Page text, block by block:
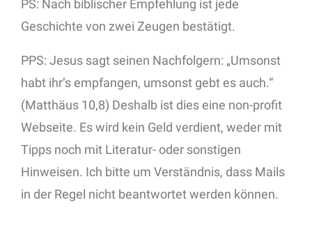
PS: Nach biblischer Empfehlung ist jede
Geschichte von zwei Zeugen bestätigt.
PPS: Jesus sagt seinen Nachfolgern: „Umsonst
habt ihr’s empfangen, umsonst gebt es auch.“
(Matthäus 10,8) Deshalb ist dies eine non-profit
Webseite. Es wird kein Geld verdient, weder mit
Tipps noch mit Literatur- oder sonstigen
Hinweisen. Ich bitte um Verständnis, dass Mails
in der Regel nicht beantwortet werden können.